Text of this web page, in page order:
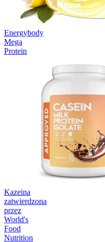
Energybody
Mega
Protein
Kazeina
zatwierdzona
przez
World's
Food
Nutrition